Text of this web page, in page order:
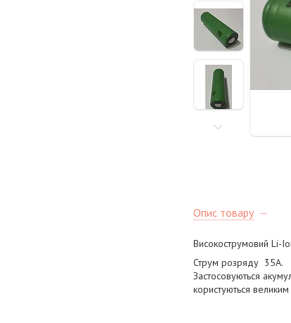
Опис товару
Високострумовий Li-
Струм розряду 35А.
Застосовуються
користуються